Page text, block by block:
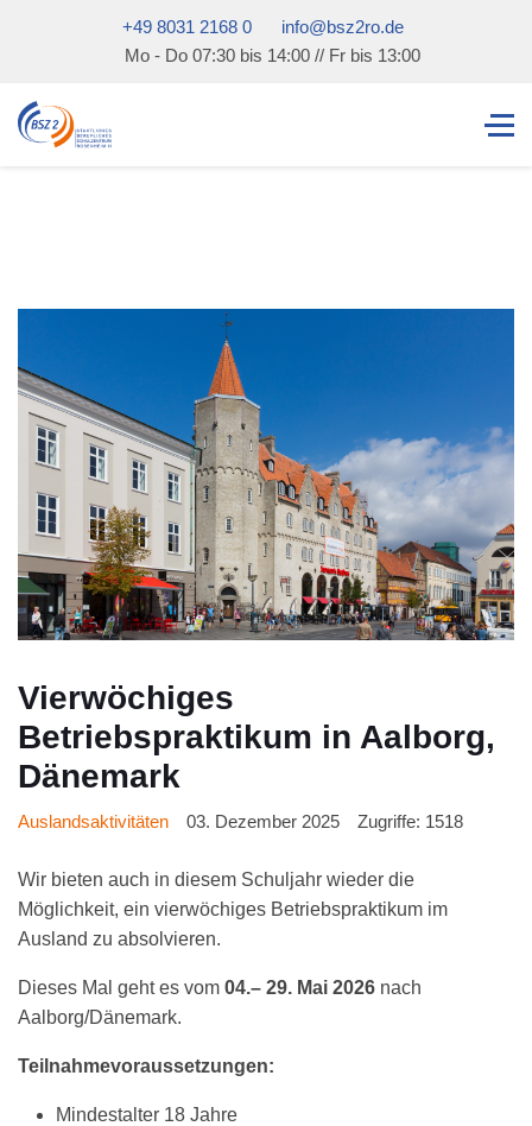
+49 8031 2168 0
info@bsz2ro.de
Mo - Do 07:30 bis 14:00 // Fr bis 13:00
Vierwöchiges
Betriebspraktikum in Aalborg,
Dänemark
Auslandsaktivitäten 03. Dezember 2025 Zugriffe: 1518
Wir bieten auch in diesem Schuljahr wieder die
Möglichkeit, ein vierwöchiges Betriebspraktikum im
Ausland zu absolvieren.
Dieses Mal geht es vom 04.– 29. Mai 2026 nach
Aalborg/Dänemark.
Teilnahmevoraussetzungen:
Mindestalter 18 Jahre